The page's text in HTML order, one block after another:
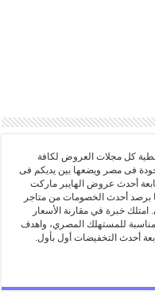
كل مجلات العروض لكافة
فى مصر ويضعها بين يديكم فى
أحدث عروض الهايبر ماركت
برصد أحدث الخصومات من متاجر
امتلك خبرة في مقارنة الأسعار
للمستهلك المصري، واهدف
أحدث التخفيضات أول بأول.